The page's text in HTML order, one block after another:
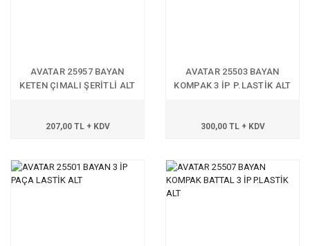
AVATAR 25957 BAYAN
KETEN ÇIMALI ŞERİTLİ ALT
207,00 TL + KDV
AVATAR 25503 BAYAN
KOMPAK 3 İP P.LASTİK ALT
300,00 TL + KDV